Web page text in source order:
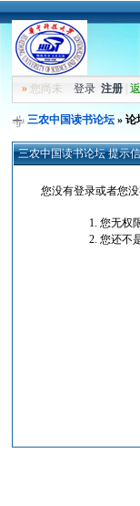
» 您尚未登录 注册 |
三农中国读书论坛» 论
三农中国读书论坛 提示
您没有登录或者您
您无权
您还不